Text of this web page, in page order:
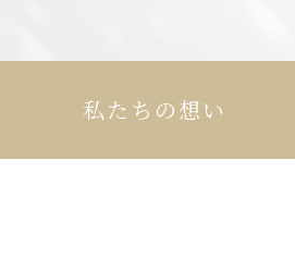
私たちの想い